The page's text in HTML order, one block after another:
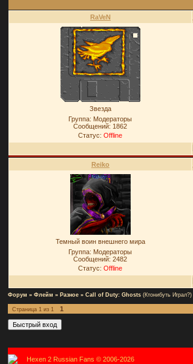
RaVeN
Звезда
Группа: Модераторы
Сообщений: 1862
Статус:Offline
Reiko
Темный воин внешнего мира
Группа: Модераторы
Сообщений:2482
Статус:Offline
Форум » Флейм » Разное » Call of Duty: Ghosts (Ктонибуть Играл?)
Страница 1 из 1
1
Hexen 2 Russian Fans © 2006-2026